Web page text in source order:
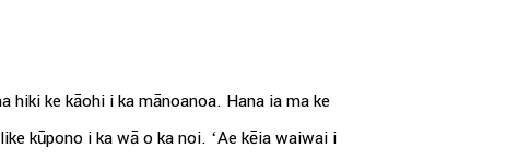
hiki ke kāohi i ka mānoanoa. Hana ia ma ke
kūpono i ka wā o ka noi. ʻAe kēia waiwai i